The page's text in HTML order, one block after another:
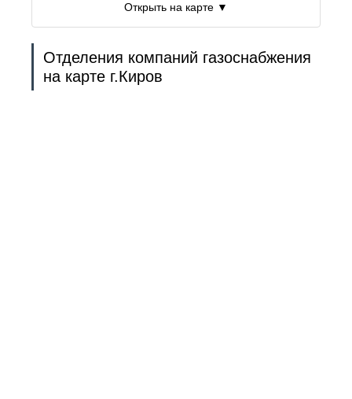
Открыть на карте ▼
Отделения компаний газоснабжения
на карте г.Киров